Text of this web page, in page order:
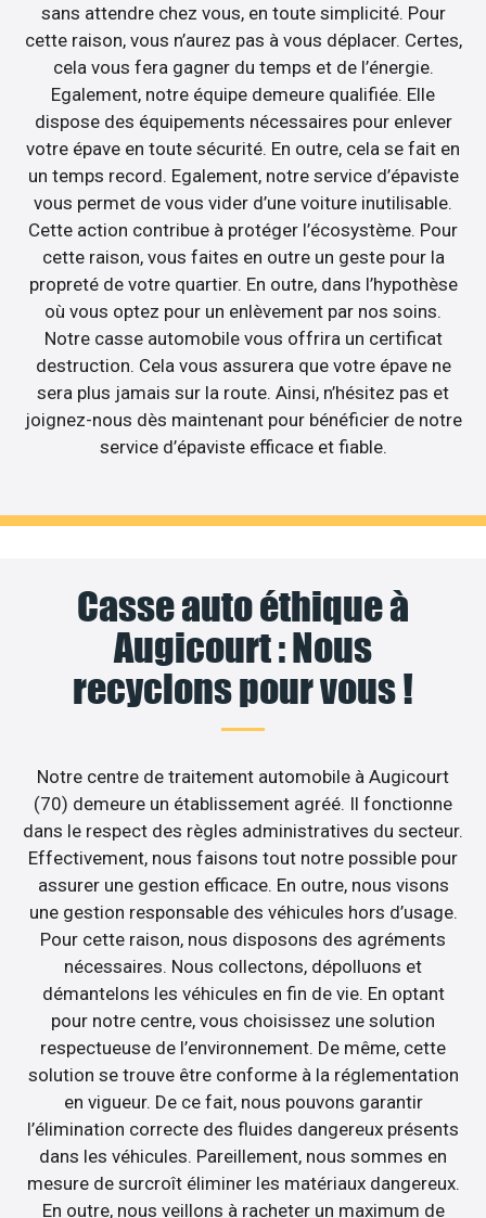
sans attendre chez vous, en toute simplicité. Pour
cette raison, vous n’aurez pas à vous déplacer. Certes,
cela vous fera gagner du temps et de l’énergie.
Egalement, notre équipe demeure qualifiée. Elle
dispose des équipements nécessaires pour enlever
votre épave en toute sécurité. En outre, cela se fait en
un temps record. Egalement, notre service d’épaviste
vous permet de vous vider d’une voiture inutilisable.
Cette action contribue à protéger l’écosystème. Pour
cette raison, vous faites en outre un geste pour la
propreté de votre quartier. En outre, dans l’hypothèse
où vous optez pour un enlèvement par nos soins.
Notre casse automobile vous offrira un certificat
destruction. Cela vous assurera que votre épave ne
sera plus jamais sur la route. Ainsi, n’hésitez pas et
joignez-nous dès maintenant pour bénéficier de notre
service d’épaviste efficace et fiable.
Casse auto éthique à
Augicourt : Nous
recyclons pour vous !
Notre centre de traitement automobile à Augicourt
(70) demeure un établissement agréé. Il fonctionne
dans le respect des règles administratives du secteur.
Effectivement, nous faisons tout notre possible pour
assurer une gestion efficace. En outre, nous visons
une gestion responsable des véhicules hors d’usage.
Pour cette raison, nous disposons des agréments
nécessaires. Nous collectons, dépolluons et
démantelons les véhicules en fin de vie. En optant
pour notre centre, vous choisissez une solution
respectueuse de l’environnement. De même, cette
solution se trouve être conforme à la réglementation
en vigueur. De ce fait, nous pouvons garantir
l’élimination correcte des fluides dangereux présents
dans les véhicules. Pareillement, nous sommes en
mesure de surcroît éliminer les matériaux dangereux.
En outre, nous veillons à racheter un maximum de